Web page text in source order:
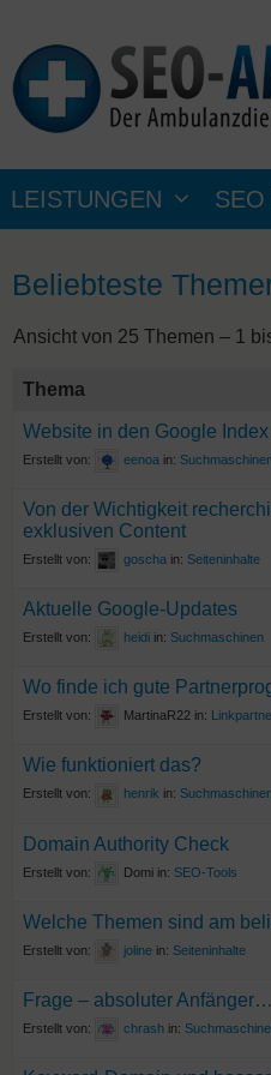
Inhalt
springen
LEISTUNGEN SEO
Beliebteste
Ansicht von 25 Themen – 1
Thema
Website in den Google
Erstellt von: eenoa in:
Von der Wichtigkeit
exklusiven Content
Erstellt von: goscha in: Seiteninhalte
Aktuelle Google-Updates
Erstellt von: heidi in: Suchmaschinen
Wo finde ich gute
Erstellt von: MartinaR22 in:
Wie funktioniert das?
Erstellt von: henrik in:
Domain Authority Check
Erstellt von: Domi in: SEO-Tools
Welche Themen sind am
Erstellt von: joline in: Seiteninhalte
Frage – absoluter Anfänger…
Erstellt von: chrash in: